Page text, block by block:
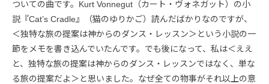
ついての曲です。Kurt Vonnegut（カート・ヴォネガット）の小
説『Cat’s Cradle』（猫のゆりかご）読んだばかりなのですが、
＜独特な旅の提案は神からのダンス・レッスン＞という小説の一
節をメモを書き込んでいたんです。でも後になって、私は＜ええ
と、独特な旅の提案は神からのダンス・レッスンではなく、単な
る旅の提案だよ＞と思いました。なぜ全ての物事がそれ以上の意